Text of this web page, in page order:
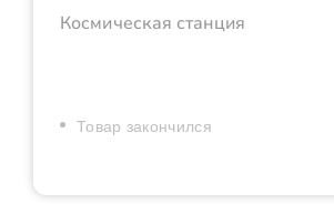
Космическая станция
Товар закончился